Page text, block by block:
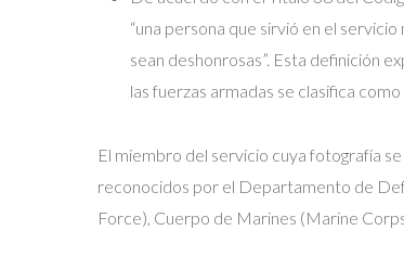
“una persona que sirvió en el
sean deshonrosas”. Esta definición
las fuerzas armadas se clasifica
El miembro del servicio cuya fotografía
reconocidos por el Departamento de
Force), Cuerpo de Marines (Marine